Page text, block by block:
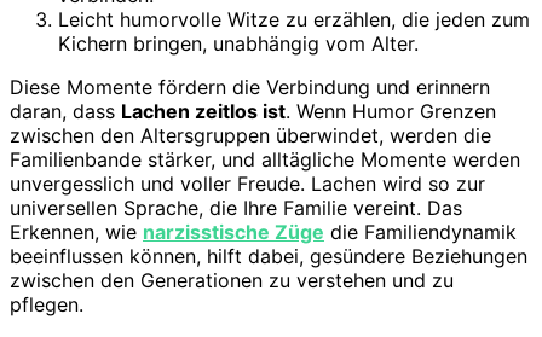
Leicht humorvolle Witze zu erzählen, die jeden zum
Kichern bringen, unabhängig vom Alter.
Diese Momente fördern die Verbindung und erinnern
daran, dass Lachen zeitlos ist. Wenn Humor Grenzen
zwischen den Altersgruppen überwindet, werden die
Familienbande stärker, und alltägliche Momente werden
unvergesslich und voller Freude. Lachen wird so zur
universellen Sprache, die Ihre Familie vereint. Das
Erkennen, wie narzisstische Züge die Familiendynamik
beeinflussen können, hilft dabei, gesündere Beziehungen
zwischen den Generationen zu verstehen und zu
pflegen.